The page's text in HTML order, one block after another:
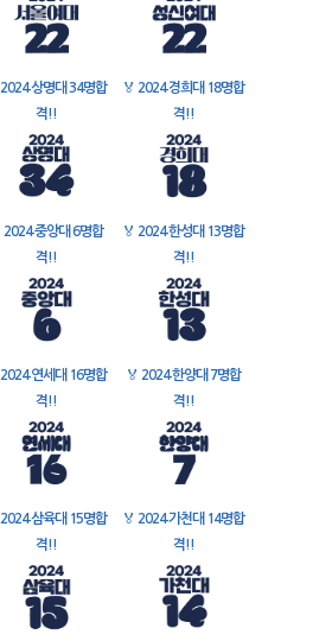
2024 상명대 34명합
격!!
🏅 2024 경희대 18명합
격!!
2024 중앙대 6명합
격!!
🏅 2024 한성대 13명합
격!!
2024 연세대 16명합
격!!
🏅 2024 한양대 7명합
격!!
2024 삼육대 15명합
격!!
🏅 2024 가천대 14명합
격!!